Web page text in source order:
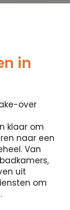
in
over
​​klaar om
naar een
Van
uit
om